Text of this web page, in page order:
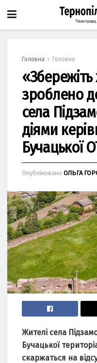
Головна Головне
зроблено
села
діями
Бучацької
Опубліковано ОЛЬГА
Жителі села
Бучацької
скаржаться на